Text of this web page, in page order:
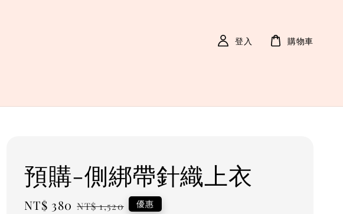
登入 購物車
預購-側綁帶針織上衣
Sale
NT$ 380 Regular
NT$ 1,520 優惠